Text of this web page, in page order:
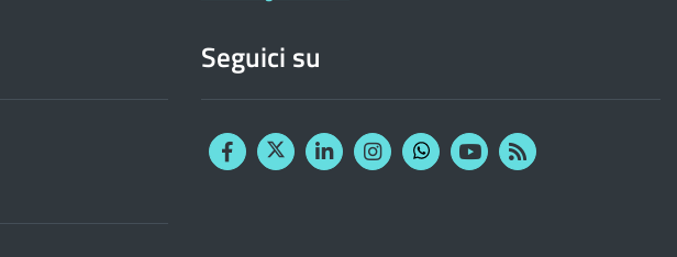
Seguici su
FacebookTwitterLinkedinInstagram
YouTubeRSS